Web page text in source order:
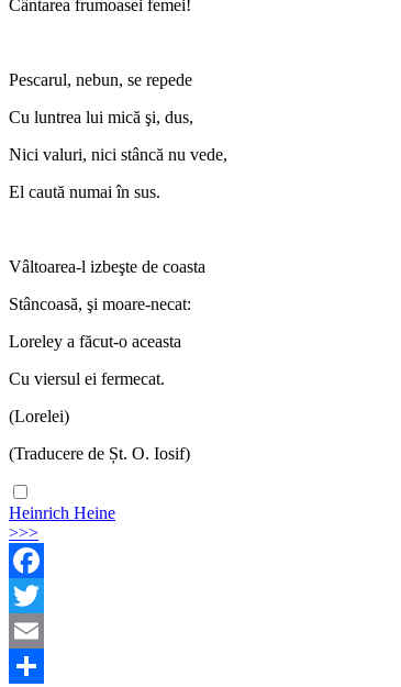
Cântarea frumoasei femei!
Pescarul, nebun, se repede
Cu luntrea lui mică şi, dus,
Nici valuri, nici stâncă nu vede,
El caută numai în sus.
Vâltoarea-l izbeşte de coasta
Stâncoasă, şi moare-necat:
Loreley a făcut-o aceasta
Cu viersul ei fermecat.
(Lorelei)
(Traducere de Șt. O. Iosif)
Heinrich Heine
>>>
Facebook
Twitter
Email